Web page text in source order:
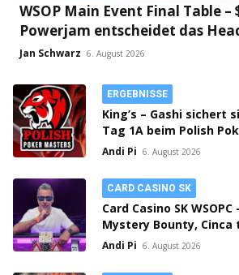
WSOP Main Event Final Table –
Powerjam entscheidet das
zwischen Jumalon und
Jan Schwarz 6. August 2026
ERGEBNISSE
King’s – Gashi sichert
Tag 1A beim Polish
Mystery Bounty!
Andi Pi 6. August 2026
CARD CASINO SK
Card Casino SK
Mystery Bounty,
Max!
Andi Pi 6. August 2026